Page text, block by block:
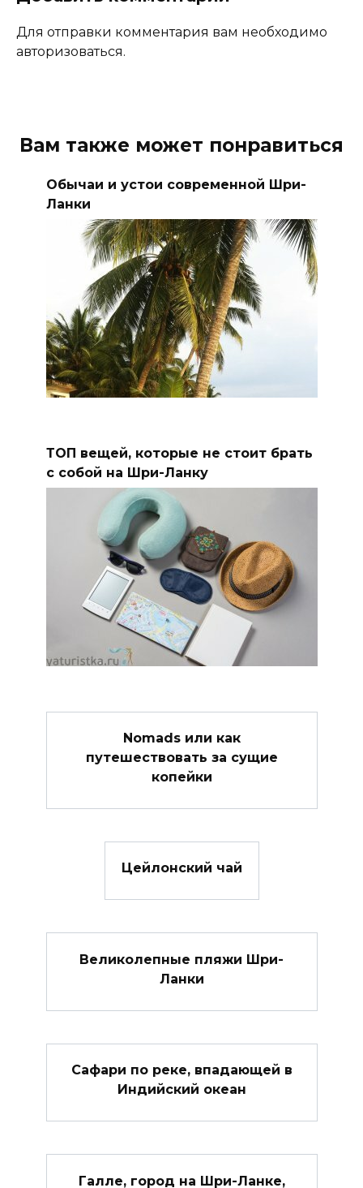
Для отправки комментария вам необходимо
авторизоваться.
Вам также может понравиться
Обычаи и устои современной Шри-
Ланки
ТОП вещей, которые не стоит брать
с собой на Шри-Ланку
Nomads или как
путешествовать за сущие
копейки
Цейлонский чай
Великолепные пляжи Шри-
Ланки
Сафари по реке, впадающей в
Индийский океан
Галле, город на Шри-Ланке,